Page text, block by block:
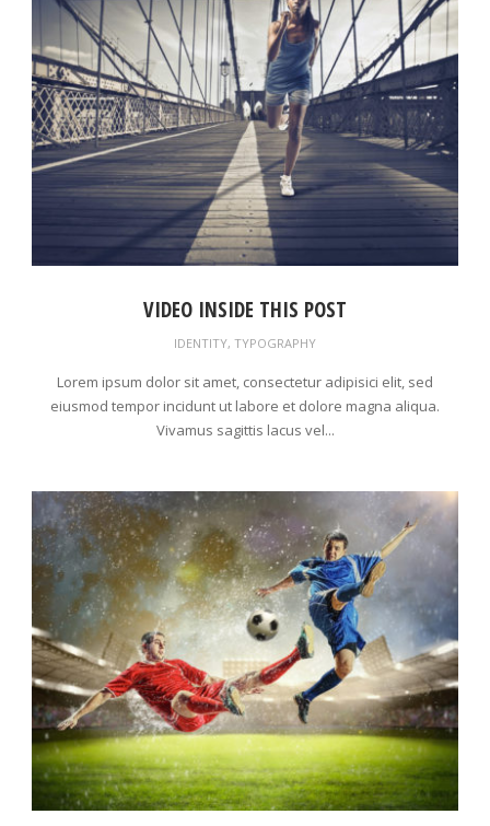
VIDEO INSIDE THIS POST
IDENTITY, TYPOGRAPHY
Lorem ipsum dolor sit amet, consectetur adipisici elit, sed
eiusmod tempor incidunt ut labore et dolore magna aliqua.
Vivamus sagittis lacus vel...